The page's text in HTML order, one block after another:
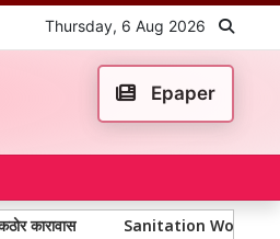
Thursday, 6 Aug 2026
Epaper
Sanitation Workers' Strike: सरकार